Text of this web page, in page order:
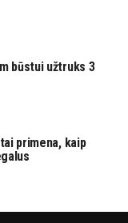
būstui užtruks 3
primena, kaip